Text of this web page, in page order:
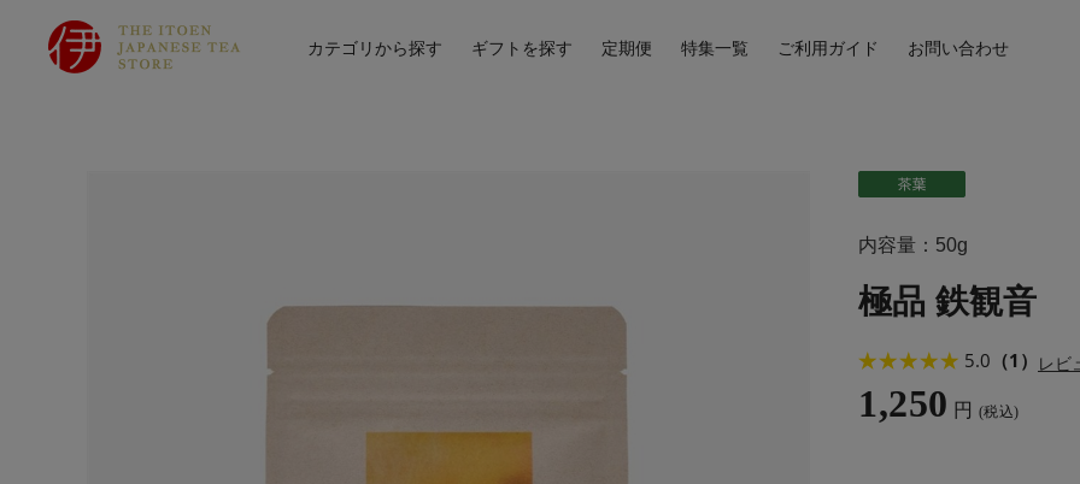
カテゴリから探す ギフトを探す 定期便 特集一覧 ご利用ガイド お問い合わせ
内容量：50g
極品 鉄観音
5.0 （1） レビ
1,250 円 (税込)